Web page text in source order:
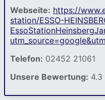
Webseite: https://
station/ESSO-
Telefon: 02452 21061
Unsere Bewertung: